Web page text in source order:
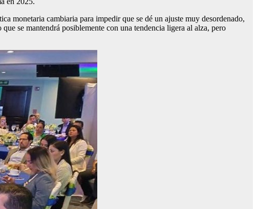
monetaria cambiaria para impedir que se dé un ajuste muy desordenado,
se mantendrá posiblemente con una tendencia ligera al alza, pero